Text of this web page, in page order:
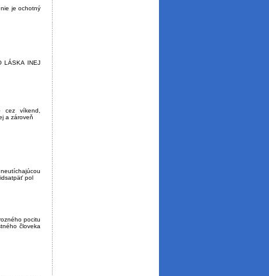
je ochotný
LÁSKA INEJ
cez víkend,
a zároveň
pol
pocitu
človeka